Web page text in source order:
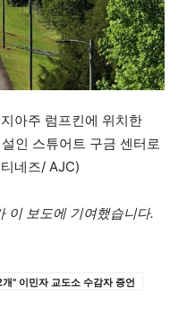
아주 럼프킨에 위치한
인 스튜어트 구금 센터로
네즈/ AJC)
이 보도에 기여했습니다.
" 이민자 교도소 수감자 증언